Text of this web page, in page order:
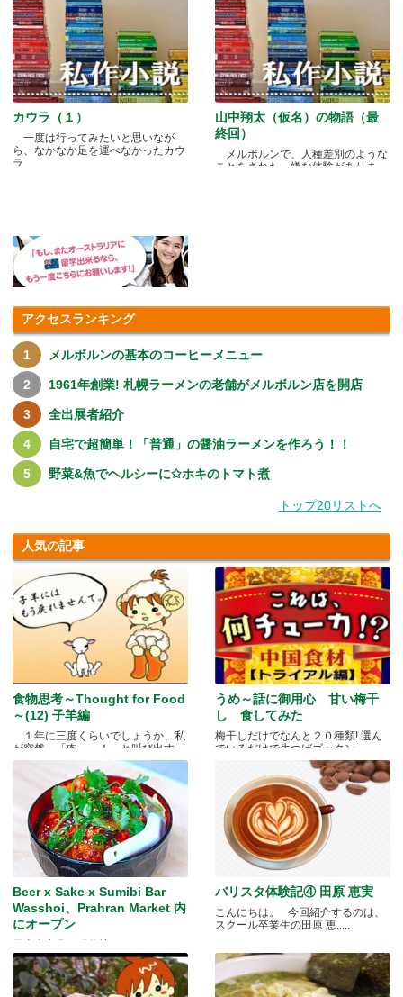
カウラ（１）
一度は行ってみたいと思いなが
ら、なかなか足を運べなかったカウ
ラ.....
山中翔太（仮名）の物語（最
終回）
メルボルンで、人種差別のような
ことをされた、嫌な体験がありま
アクセスランキング
メルボルンの基本のコーヒーメニュー
1961年創業! 札幌ラーメンの老舗がメルボルン店を開店
全出展者紹介
自宅で超簡単！「普通」の醤油ラーメンを作ろう！！
野菜&魚でヘルシーに✩ホキのトマト煮
トップ20リストへ
人気の記事
食物思考～Thought for Food
～(12) 子羊編
１年に三度くらいでしょうか、私
が突然、「肉～っ！」と叫び出す
瞬.....
うめ～話に御用心 甘い梅干
し 食してみた
梅干しだけでなんと２０種類! 選ん
でいるだけで生つばゴックン。 .....
Beer x Sake x Sumibi Bar
Wasshoi、Prahran Market 内
にオープン
日本食文化の発信地
バリスタ体験記④ 田原 恵実
こんにちは。 今回紹介するのは、
スクール卒業生の田原 恵.....